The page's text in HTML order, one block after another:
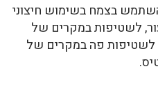
בצמח בשימוש חיצוני
לשטיפות במקרים של
לשטיפות פה במקרים של